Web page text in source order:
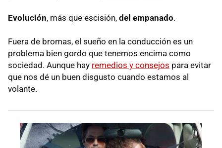
Evolución, más que escisión, del empanado.
Fuera de bromas, el sueño en la conducción es un
problema bien gordo que tenemos encima como
sociedad. Aunque hay remedios y consejos para evitar
que nos dé un buen disgusto cuando estamos al
volante.